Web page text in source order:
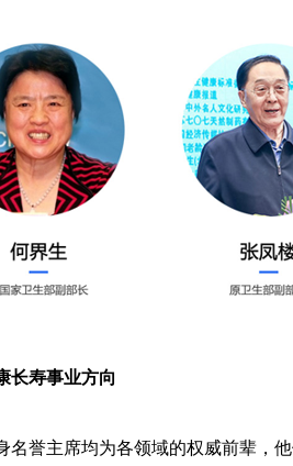
长寿事业方向
誉主席均为各领域的权威前辈，